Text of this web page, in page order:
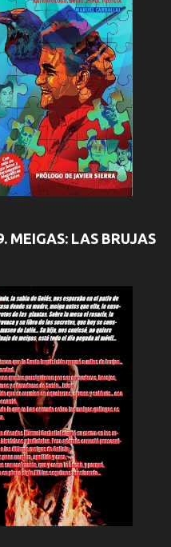
MEIGAS: LAS BRUJAS